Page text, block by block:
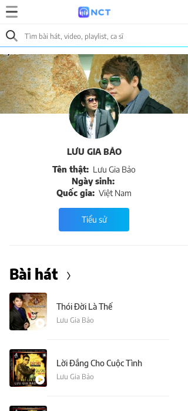
LƯU GIA BẢO
Tên thật: Lưu Gia Bảo
Ngày sinh:
Quốc gia: Việt Nam
Tiểu sử
Bài hát
Thói Đời Là Thế
Lưu Gia Bảo
Lời Đắng Cho Cuộc Tình
Lưu Gia Bảo